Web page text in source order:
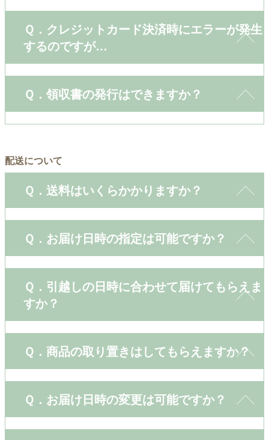
Ｑ．クレジットカード決済時にエラーが発生
するのですが…
Ｑ．領収書の発行はできますか？
配送について
Ｑ．送料はいくらかかりますか？
Ｑ．お届け日時の指定は可能ですか？
Ｑ．引越しの日時に合わせて届けてもらえま
すか？
Ｑ．商品の取り置きはしてもらえますか？
Ｑ．お届け日時の変更は可能ですか？